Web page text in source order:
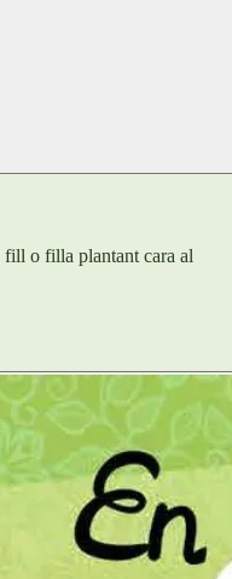
fill o filla plantant cara al